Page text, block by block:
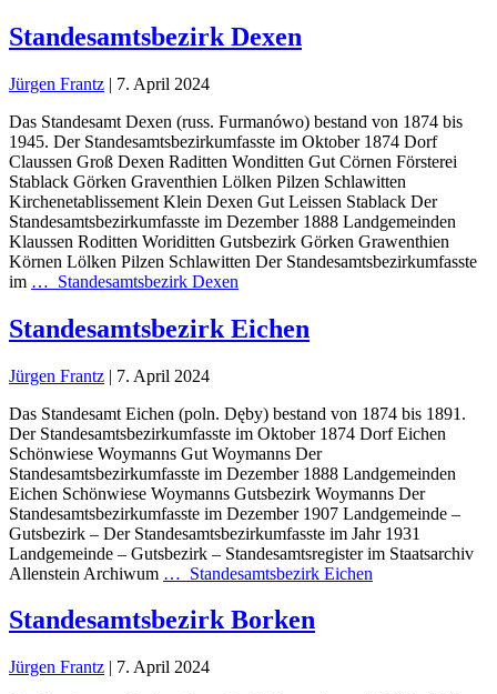
Standesamtsbezirk Dexen
Jürgen Frantz | 7. April 2024
Das Standesamt Dexen (russ. Furmanówo) bestand von 1874 bis
1945. Der Standesamtsbezirkumfasste im Oktober 1874 Dorf
Claussen Groß Dexen Raditten Wonditten Gut Cörnen Försterei
Stablack Görken Graventhien Lölken Pilzen Schlawitten
Kirchenetablissement Klein Dexen Gut Leissen Stablack Der
Standesamtsbezirkumfasste im Dezember 1888 Landgemeinden
Klaussen Roditten Woriditten Gutsbezirk Görken Grawenthien
Körnen Lölken Pilzen Schlawitten Der Standesamtsbezirkumfasste
im … Standesamtsbezirk Dexen
Standesamtsbezirk Eichen
Jürgen Frantz | 7. April 2024
Das Standesamt Eichen (poln. Dęby) bestand von 1874 bis 1891.
Der Standesamtsbezirkumfasste im Oktober 1874 Dorf Eichen
Schönwiese Woymanns Gut Woymanns Der
Standesamtsbezirkumfasste im Dezember 1888 Landgemeinden
Eichen Schönwiese Woymanns Gutsbezirk Woymanns Der
Standesamtsbezirkumfasste im Dezember 1907 Landgemeinde –
Gutsbezirk – Der Standesamtsbezirkumfasste im Jahr 1931
Landgemeinde – Gutsbezirk – Standesamtsregister im Staatsarchiv
Allenstein Archiwum … Standesamtsbezirk Eichen
Standesamtsbezirk Borken
Jürgen Frantz | 7. April 2024